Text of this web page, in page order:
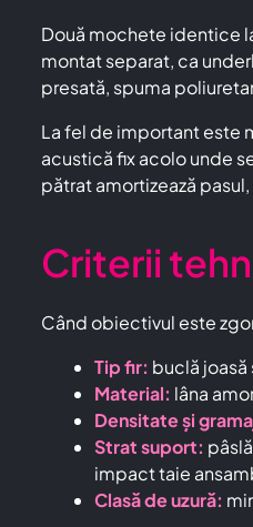
Două mochete identice
montat separat, ca
presată, spuma
La fel de important este
acustică fix acolo unde
pătrat amortizează
Criterii
Când obiectivul este
Tip fir: buclă joasă
Material: lâna
Densitate și
Strat suport:
impact taie
Clasă de uzură: